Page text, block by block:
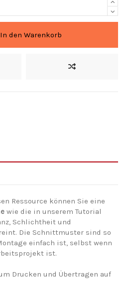
In den Warenkorb
Ressource können Sie eine
wie die in unserem Tutorial
Schlichtheit und
Die Schnittmuster sind so
einfach ist, selbst wenn
ist.
Drucken und Übertragen auf